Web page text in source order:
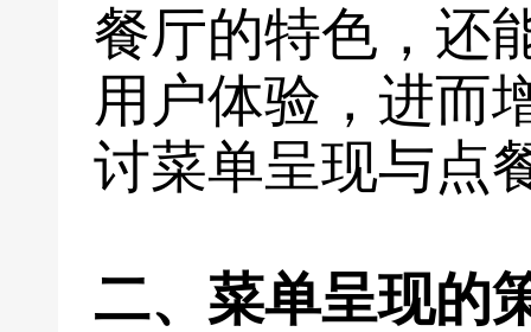
餐厅的特色，还
用户体验，进而
讨菜单呈现与点
二、菜单呈现的